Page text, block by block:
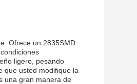
Ofrece un 2835SMD
ligero, pesando
que usted modifique la
una gran manera de